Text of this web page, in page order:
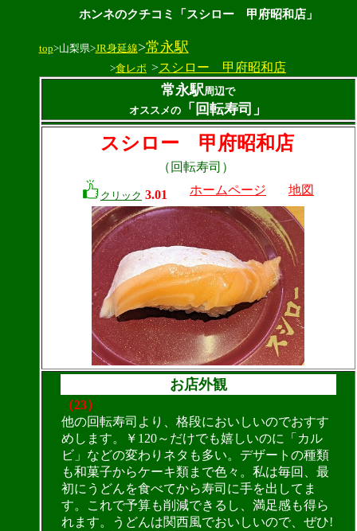
ホンネのクチコミ「スシロー 甲府昭和店」
top>山梨県>JR身延線>常永駅
>食レポ >スシロー 甲府昭和店
常永駅周辺で
オススメの
「回転寿司」
スシロー 甲府昭和店
（回転寿司）
クリック 3.01 ホームページ 地図
お店外観
（23）
他の回転寿司より、格段においしいのでおすす
めします。￥120～だけでも嬉しいのに「カル
ビ」などの変わりネタも多い。デザートの種類
も和菓子からケーキ類まで色々。私は毎回、最
初にうどんを食べてから寿司に手を出してま
す。これで予算も削減できるし、満足感も得ら
れます。うどんは関西風でおいしいので、ぜひ!